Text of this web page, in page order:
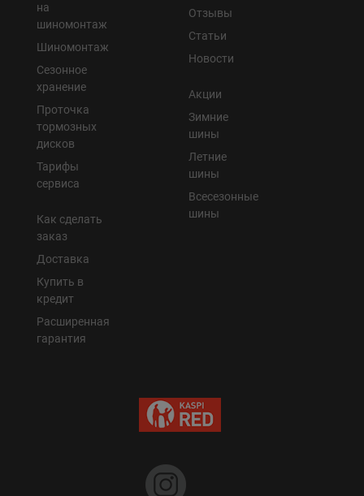
на
шиномонтаж
Шиномонтаж
Сезонное
хранение
Проточка
тормозных
дисков
Тарифы
сервиса
Как сделать
заказ
Доставка
Купить в
кредит
Расширенная
гарантия
Отзывы
Статьи
Новости
Акции
Зимние
шины
Летние
шины
Всесезонные
шины